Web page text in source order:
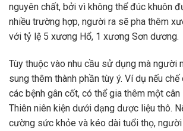
nguyên chất, bởi vì không thể đúc khuôn
nhiều trường hợp, người ra sẽ pha thêm
với tỷ lệ 5 xương Hổ, 1 xương Sơn dương.
Tùy thuộc vào nhu cầu sử dụng mà người
sung thêm thành phần tùy ý. Ví dụ nếu
các bệnh gân cốt, có thể gia thêm một
Thiên niên kiện dưới dạng dược liệu thô.
cường sức khỏe và kéo dài tuổi thọ,